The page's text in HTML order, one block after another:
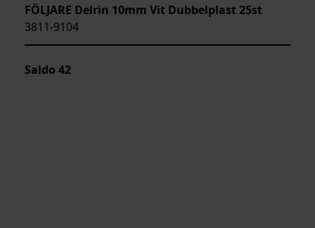
FÖLJARE Delrin 10mm Vit Dubbelplast 25st
3811-9104
Saldo 42